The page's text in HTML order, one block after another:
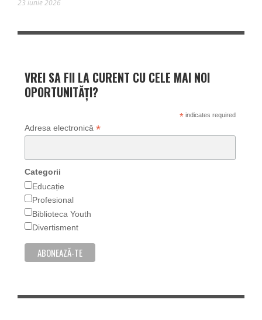
23 iunie 2026
VREI SA FII LA CURENT CU CELE MAI NOI
OPORTUNITĂȚI?
*indicates required
Adresa electronică *
Categorii
Educație
Profesional
Biblioteca Youth
Divertisment